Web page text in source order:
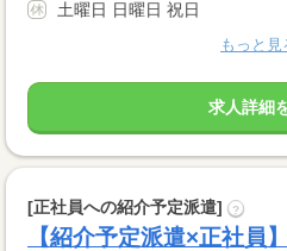
土曜日 日曜日 祝日
もっと見
求人詳細
[正社員への紹介予定派遣] ?
【紹介予定派遣×正社員